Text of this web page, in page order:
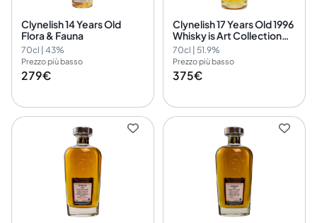
Clynelish 14 Years Old
Flora & Fauna
70cl | 43%
Prezzo più basso
279€
Clynelish 17 Years Old 1996
Whisky is Art Collection
Silver Seal Cask No. 2933
70cl | 51.9%
Prezzo più basso
375€